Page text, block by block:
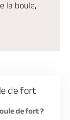
la boule,
de fort
de fort ?